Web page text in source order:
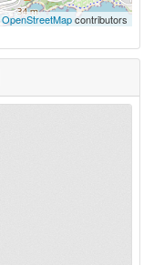
OpenStreetMapcontributors